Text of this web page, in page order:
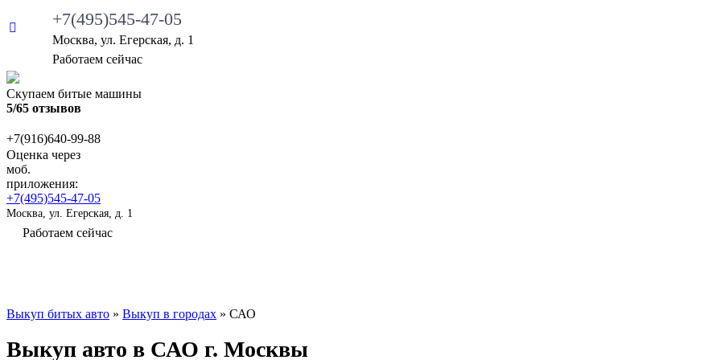
+7(495)545-47-05
Москва, ул. Егерская, д. 1
Работаем сейчас
Скупаем битые машины
5/65 отзывов
+7(916)640-99-88
Оценка через
моб.
приложения:
+7(495)545-47-05
Москва, ул. Егерская, д. 1
Работаем сейчас
Выкуп битых авто » Выкуп в городаx » САО
Выкуп авто в САО г. Москвы